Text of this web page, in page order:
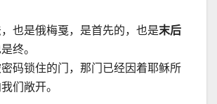
也是俄梅戛，是首先的，也是末后
终。
码锁住的门，那门已经因着耶稣所
们敞开。